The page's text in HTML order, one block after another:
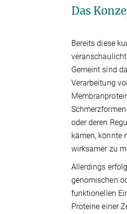
Das
Bereits diese
Gemeint sind
Verarbeitung
oder deren
kämen, könnte
wirksamer zu
Allerdings
genomischen
funktionellen
Proteine einer